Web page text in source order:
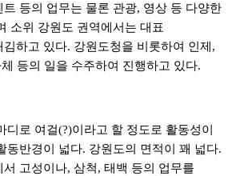
트 등의 업무는 물론 관광, 영상 등 다양한
소위 강원도 권역에서는 대표
김하고 있다. 강원도청을 비롯하여 인제 ,
등의 일을 수주하여 진행하고 있다.
디로 여걸(?)이라고 할 정도로 활동성이
동반경이 넓다. 강원도의 면적이 꽤 넓다.
서 고성이나, 삼척, 태백 등의 업무를